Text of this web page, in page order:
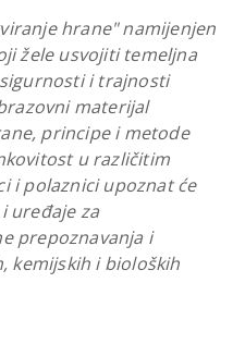
hrane" namijenjen
žele usvojiti temeljna
i trajnosti
materijal
principe i metode
u različitim
i polaznici upoznat će
uređaje za
prepoznavanja i
kemijskih i bioloških